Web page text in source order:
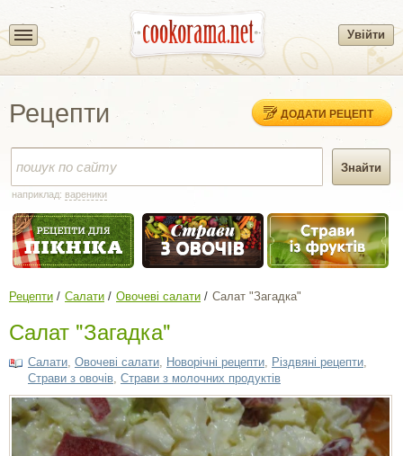
Увійти
Рецепти ДОДАТИ РЕЦЕПТ
наприклад: вареники
Рецепти Салати Овочеві салати Салат "Загадка"
Салат "Загадка"
Салати Овочеві салати Новорічні рецепти Різдвяні рецепти
Страви з овочів Страви з молочних продуктів